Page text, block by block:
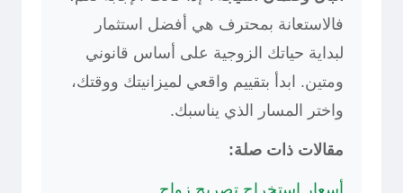
فالاستعانة بمحترف هي أفضل استثمار
لبداية حياتك الزوجية على أساس قانوني
ومتين. ابدأ بتقييم واقعي لميزانيتك ووقتك،
واختر المسار الذي يناسبك.
مقالات ذات صلة:
أسعار استخراج تصريح زواج